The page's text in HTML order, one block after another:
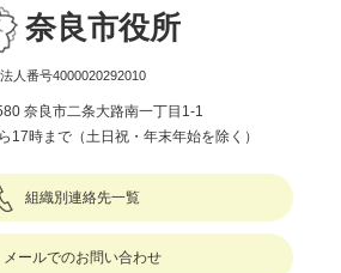
奈良市役所
法人番号4000020292010
奈良市二条大路南一丁目1-1
17時まで（土日祝・年末年始を除く）
組織別連絡先一覧
メールでのお問い合わせ